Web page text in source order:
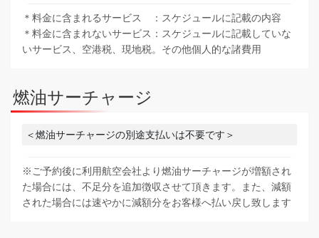
＊料金に含まれるサービス ：スケジュールに記載の内容
＊料金に含まれないサービス：スケジュールに記載していな
いサービス、空港税、現地税。その他個人的な諸費用
燃油サーチャージ
＜燃油サーチャージの別途支払いは不要です＞
※ご予約後に利用航空会社より燃油サーチャージが増額され
た場合には、不足分を追加徴収させて頂きます。また、減額
された場合には速やかに減額分をお客様へ払い戻し致します